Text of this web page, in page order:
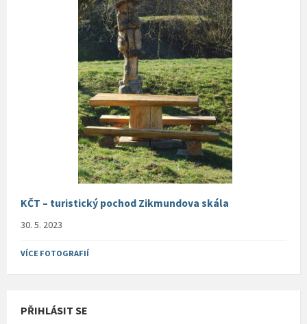
KČT – turistický pochod Zikmundova skála
30. 5. 2023
VÍCE FOTOGRAFIÍ
PŘIHLÁSIT SE